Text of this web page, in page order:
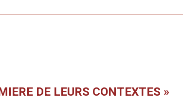
DE LEURS CONTEXTES »